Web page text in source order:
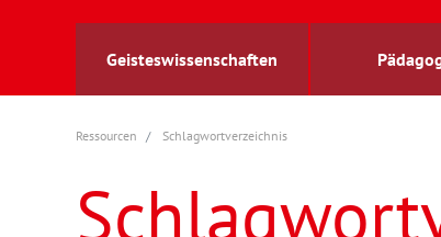
Geisteswissenschaften
Archäologie
Berufs- und Wirtschaftspädagogik
Arbeitsmarktforschung
Außenwirtschaft
berufsbildung
Ressourcen Schlagwortverzeichnis